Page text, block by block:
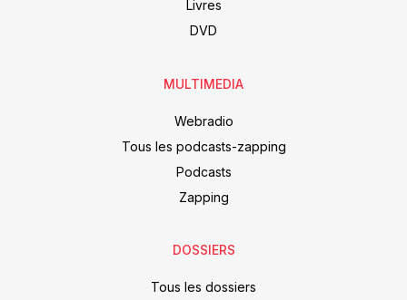
Livres
DVD
MULTIMEDIA
Webradio
Tous les podcasts-zapping
Podcasts
Zapping
DOSSIERS
Tous les dossiers